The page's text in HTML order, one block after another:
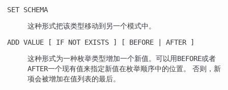
SET SCHEMA
这种形式把该类型移动到另一个模式中。
ADD VALUE [ IF NOT EXISTS ] [ BEFORE | AFTER ]
这种形式为一种枚举类型增加一个新值。可以用BEFORE或者
AFTER一个现有值来指定新值在枚举顺序中的位置。 否则，新
项会被增加在值列表的最后。